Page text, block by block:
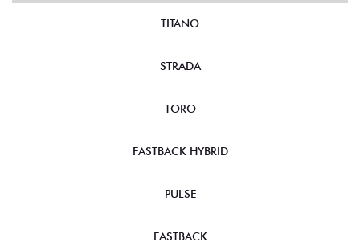
TITANO
STRADA
TORO
FASTBACK HYBRID
PULSE
FASTBACK